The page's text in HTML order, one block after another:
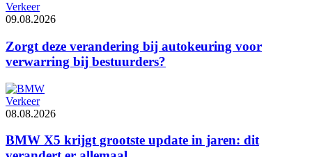
Verkeer
09.08.2026
Zorgt deze verandering bij autokeuring voor
verwarring bij bestuurders?
Verkeer
08.08.2026
BMW X5 krijgt grootste update in jaren: dit